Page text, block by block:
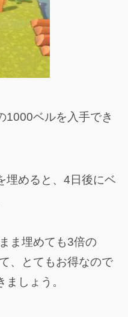
1000ベルを入手でき
埋めると、4日後にベ
ま埋めても3倍の
、とてもお得なので
しょう。